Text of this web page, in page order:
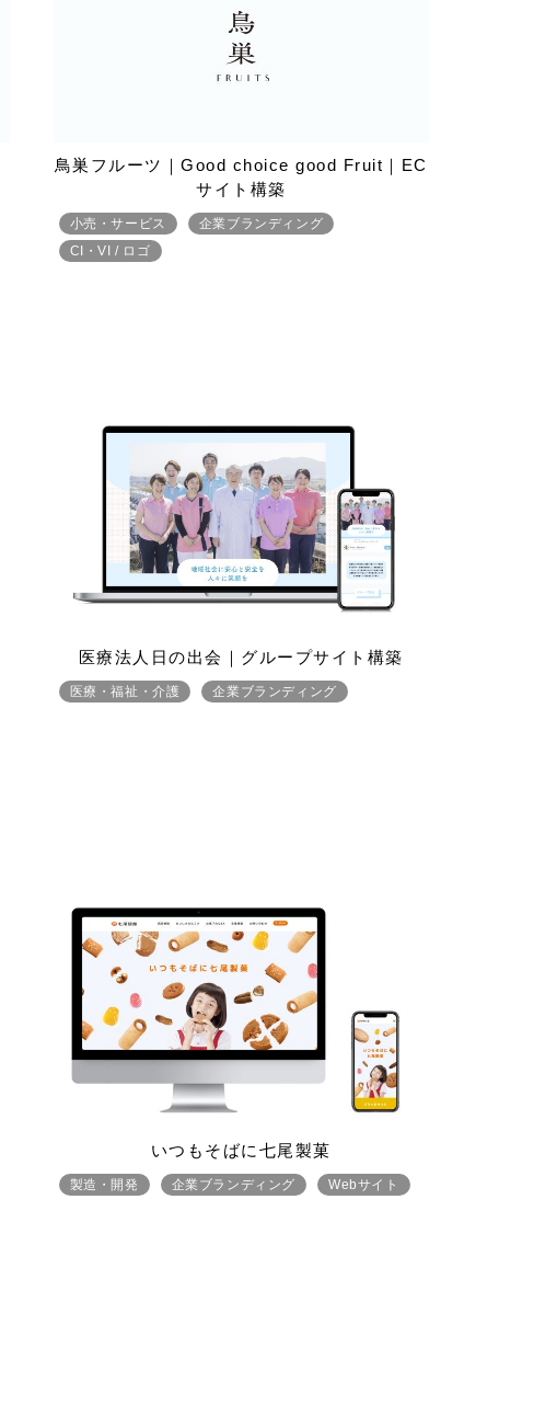
鳥巣フルーツ｜Good choice good Fruit｜EC
サイト構築
小売・サービス
企業ブランディング
CI・VI / ロゴ
医療法人日の出会｜グループサイト構築
医療・福祉・介護 企業ブランディング
いつもそばに七尾製菓
製造・開発 企業ブランディング Webサイト